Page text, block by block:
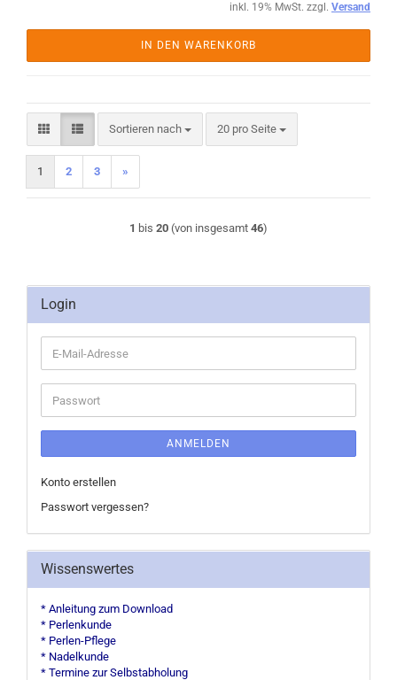
inkl. 19% MwSt. zzgl. Versand
IN DEN WARENKORB
Sortieren nach
Sortieren nach 20 pro Seite
pro Seite
1 2 3 »
1 bis 20 (von insgesamt 46)
Login
E-
Mail-
Adresse
Passwort
ANMELDEN
Konto erstellen
Passwort vergessen?
Wissenswertes
* Anleitung zum Download
* Perlenkunde
* Perlen-Pflege
* Nadelkunde
* Termine zur Selbstabholung